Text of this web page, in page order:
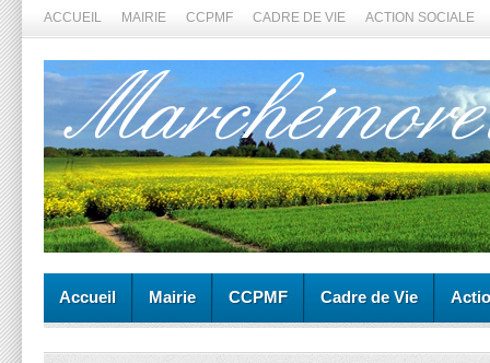
ACCUEIL MAIRIE CCPMF CADRE DE VIE ACTION SOCIALE
Accueil Mairie CCPMF Cadre de Vie